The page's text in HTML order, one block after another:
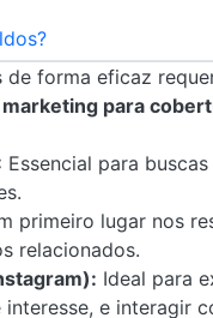
forma eficaz
para
Essencial para
primeiro lugar nos
relacionados.
Ideal para
e interagir